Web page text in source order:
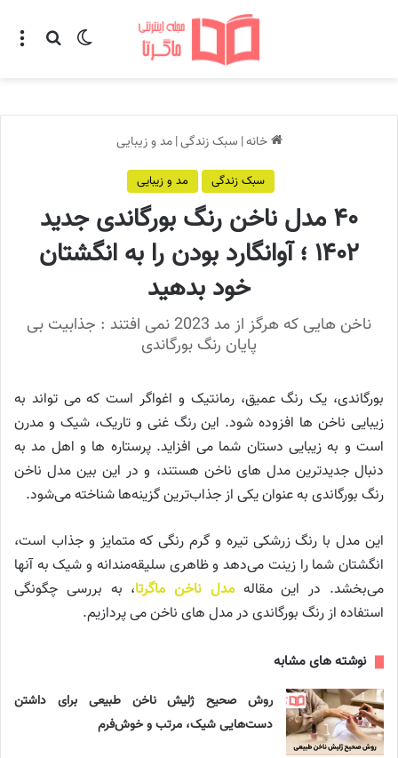
تغییر پوسته
خانه| سبک زندگی| مد و زیبایی
سبک زندگی مد و زیبایی
۴۰ مدل ناخن رنگ بورگاندی جدید
۱۴۰۲ ؛ آوانگارد بودن را به انگشتان
خود بدهید
ناخن هایی که هرگز از مد 2023 نمی افتند : جذابیت بی
پایان رنگ بورگاندی
بورگاندی، یک رنگ عمیق، رمانتیک و اغواگر است که می تواند به
زیبایی ناخن ها افزوده شود. این رنگ غنی و تاریک، شیک و مدرن
است و به زیبایی دستان شما می افزاید. پرستاره ها و اهل مد به
دنبال جدیدترین مدل های ناخن هستند، و در این بین مدل ناخن
رنگ بورگاندی به عنوان یکی از جذاب‌ترین گزینه‌ها شناخته می‌شود.
این مدل با رنگ زرشکی تیره و گرم رنگی که متمایز و جذاب است،
انگشتان شما را زینت می‌دهد و ظاهری سلیقه‌مندانه و شیک به آنها
می‌بخشد. در این مقالهمدل ناخن ماگرتا، به بررسی چگونگی
استفاده از رنگ بورگاندی در مدل های ناخن می پردازیم.
نوشته های مشابه
روش صحیح ژلیش ناخن طبیعی برای داشتن
دست‌هایی شیک، مرتب و خوش‌فرم